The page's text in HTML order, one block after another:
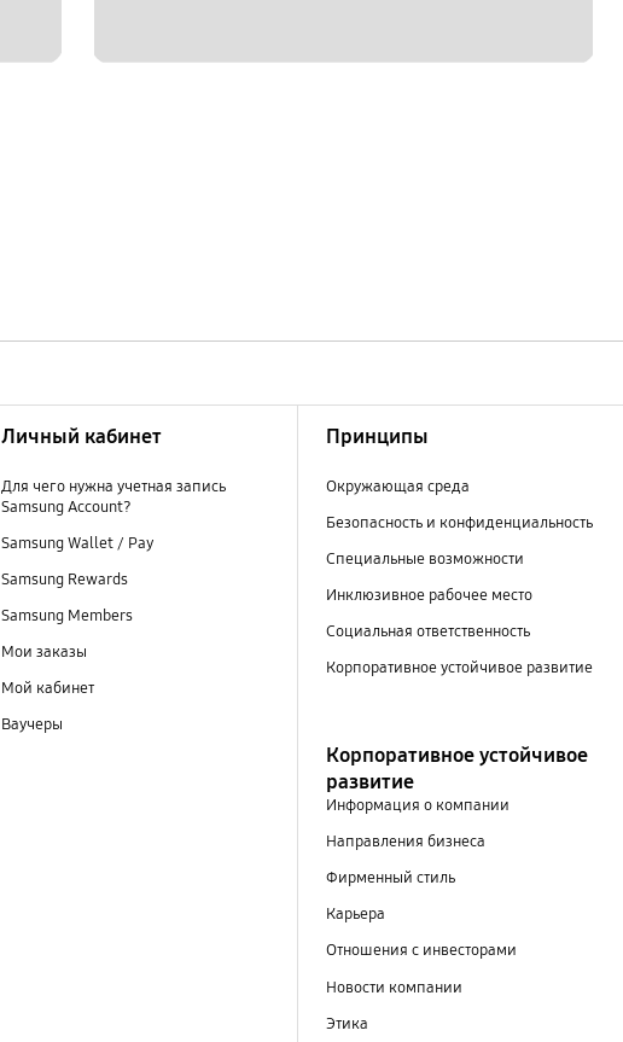
Личный кабинет
Для чего нужна учетная запись
Samsung Account?
Samsung Wallet / Pay
Samsung Rewards
Samsung Members
Мои заказы
Мой кабинет
Ваучеры
Принципы
Окружающая среда
Безопасность и конфиденциальность
Специальные возможности
Инклюзивное рабочее место
Социальная ответственность
Корпоративное устойчивое развитие
Корпоративное устойчивое
развитие
Информация о компании
Направления бизнеса
Фирменный стиль
Карьера
Отношения с инвесторами
Новости компании
Этика